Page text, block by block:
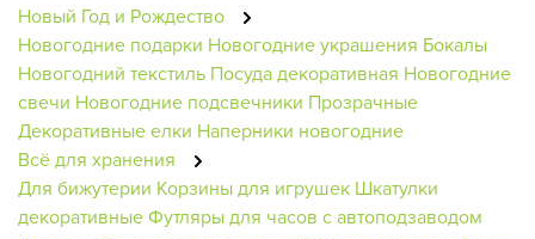
Новый Год и Рождество
Новогодние подарки Новогодние украшения Бокалы
Новогодний текстиль Посуда декоративная Новогодние
свечи Новогодние подсвечники Прозрачные
Декоративные елки Наперники новогодние
Всё для хранения
Для бижутерии Корзины для игрушек Шкатулки
декоративныеФутляры для часов с автоподзаводом